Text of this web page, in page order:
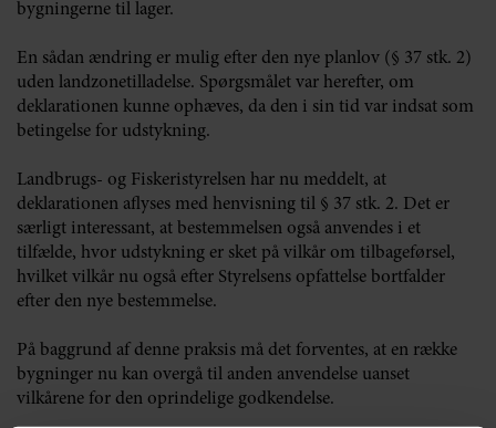
bygningerne til lager.
En sådan ændring er mulig efter den nye planlov (§ 37 stk. 2)
uden landzonetilladelse. Spørgsmålet var herefter, om
deklarationen kunne ophæves, da den i sin tid var indsat som
betingelse for udstykning.
Landbrugs- og Fiskeristyrelsen har nu meddelt, at
deklarationen aflyses med henvisning til § 37 stk. 2. Det er
særligt interessant, at bestemmelsen også anvendes i et
tilfælde, hvor udstykning er sket på vilkår om tilbageførsel,
hvilket vilkår nu også efter Styrelsens opfattelse bortfalder
efter den nye bestemmelse.
På baggrund af denne praksis må det forventes, at en række
bygninger nu kan overgå til anden anvendelse uanset
vilkårene for den oprindelige godkendelse.